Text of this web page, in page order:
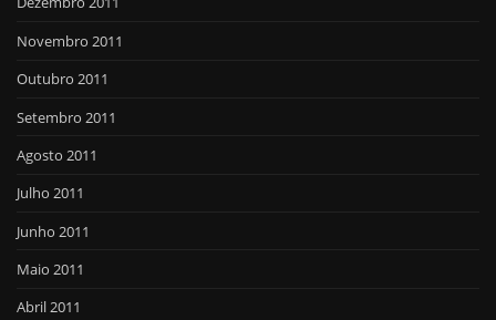
Novembro 2011
Outubro 2011
Setembro 2011
Agosto 2011
Julho 2011
Junho 2011
Maio 2011
Abril 2011